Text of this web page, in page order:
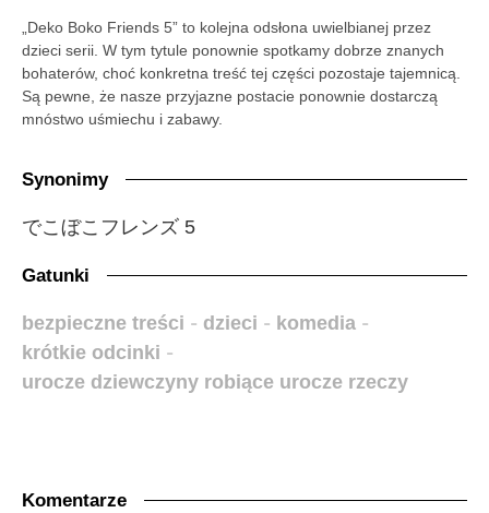
„Deko Boko Friends 5” to kolejna odsłona uwielbianej przez
dzieci serii. W tym tytule ponownie spotkamy dobrze znanych
bohaterów, choć konkretna treść tej części pozostaje tajemnicą.
Są pewne, że nasze przyjazne postacie ponownie dostarczą
mnóstwo uśmiechu i zabawy.
Synonimy
でこぼこフレンズ 5
Gatunki
bezpieczne treści - dzieci - komedia -
krótkie odcinki -
urocze dziewczyny robiące urocze rzeczy
Komentarze